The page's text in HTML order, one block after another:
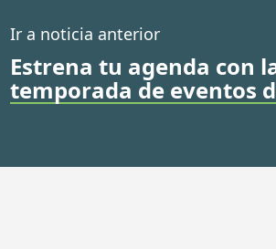
Ir a noticia anterior
Estrena tu agenda con
temporada de eventos